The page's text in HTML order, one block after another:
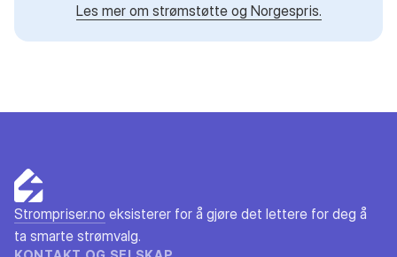
Les mer om strømstøtte og Norgespris.
Strompriser.no eksisterer for å gjøre det lettere for deg å
ta smarte strømvalg.